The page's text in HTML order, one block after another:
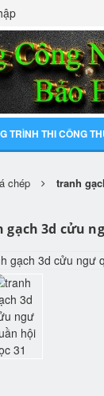
TRÌNH THI CÔNG
chép tranh
gạch 3d cửu